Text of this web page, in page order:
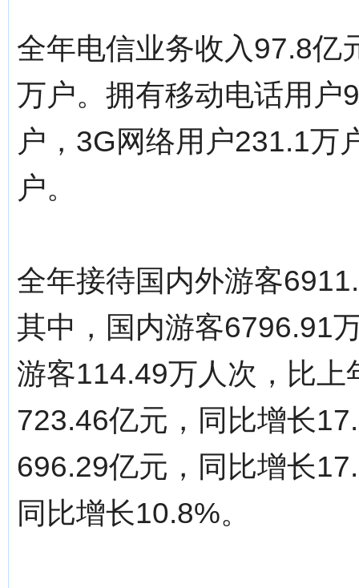
全年电信业务收入97.8亿
万户。拥有移动电话用户
户，3G网络用户231.1万
户。
全年接待国内外游客
其中，国内游客6796.91
游客114.49万人次，比
723.46亿元，同比增长
696.29亿元，同比增长
同比增长10.8%。